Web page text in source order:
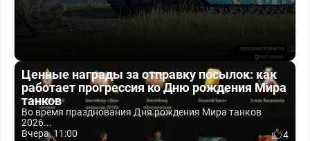
Ценные награды за отправку посылок: как
работает прогрессия ко Дню рождения Мира
танков
Во время празднования Дня рождения Мира танков
2026...
Вчера, 11:00
4